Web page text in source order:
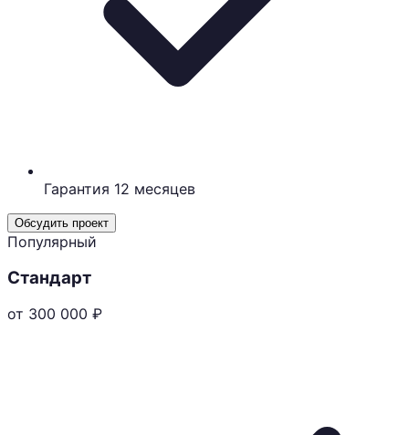
Гарантия 12 месяцев
Обсудить проект
Популярный
Стандарт
от 300 000 ₽